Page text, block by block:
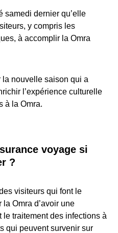
samedi dernier qu’elle
y compris les
à accomplir la Omra
nouvelle saison qui a
l’expérience culturelle
à la Omra.
voyage si
?
visiteurs qui font le
Omra d’avoir une
traitement des infections à
qui peuvent survenir sur